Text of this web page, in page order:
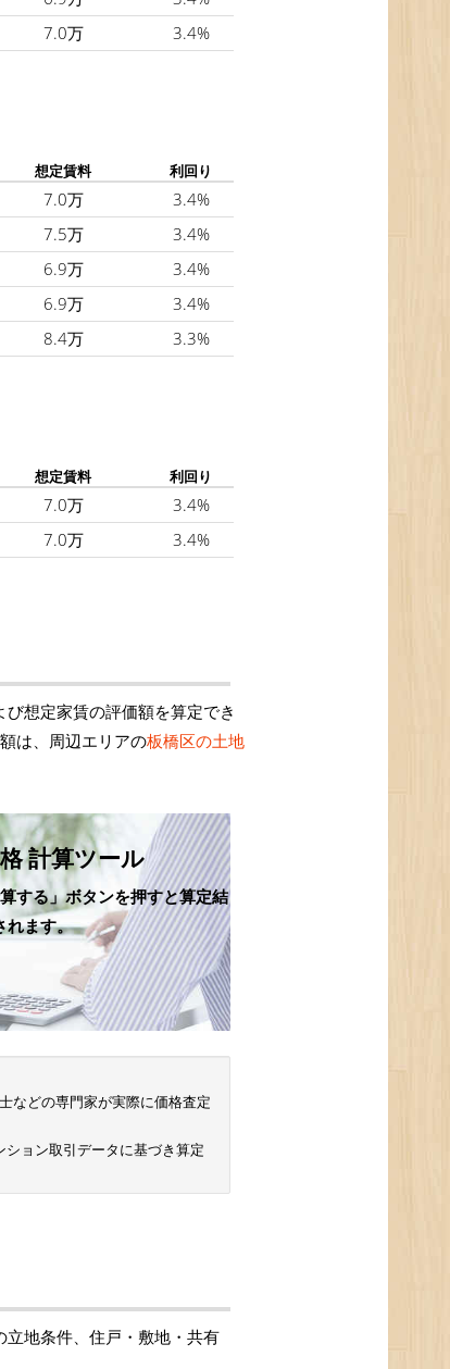
7.0万 3.4%
想定賃料 利回り
7.0万
3.4%
7.5万
3.4%
6.9万
3.4%
6.9万
3.4%
8.4万 3.3%
想定賃料 利回り
7.0万
3.4%
7.0万 3.4%
想定家賃の評価額を算定でき
は、周辺エリアの板橋区の土地
計算ツール
する」ボタンを押すと算定結
れます。
などの専門家が実際に価格査定
ョン取引データに基づき算定
地条件、住戸・敷地・共有